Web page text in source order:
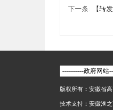
下一条:
【转
版权所有：安徽省
技术支持： 安徽渔